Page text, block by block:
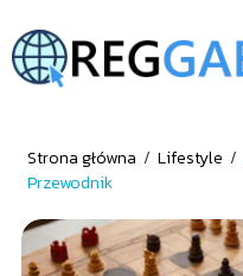
Strona główna / Lifestyle /
Przewodnik